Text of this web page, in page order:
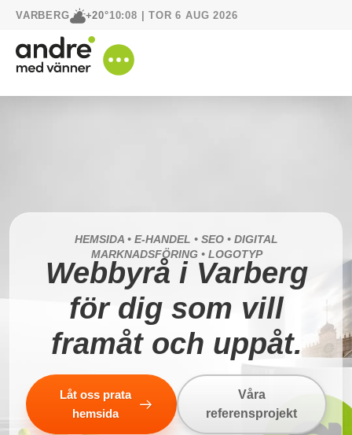
VARBERG +20°10:08 | TOR 6 AUG 2026
HEMSIDA • E-HANDEL • SEO • DIGITAL
MARKNADSFÖRING • LOGOTYP
Webbyrå i Varberg
för dig som vill
framåt och uppåt.
Låt oss prata
hemsida
Våra
referensprojekt